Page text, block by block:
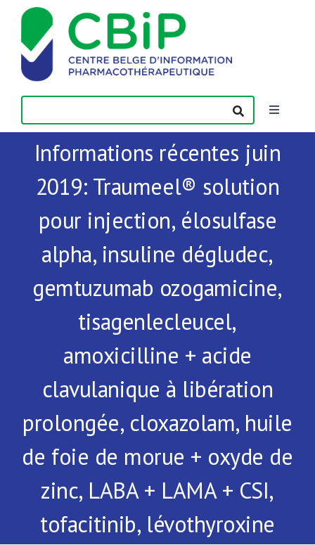
Passer
contenu
Toggle
Actualités
Publications
Contact
À propos de nous
Informations récentes juin
2019: Traumeel® solution
pour injection, élosulfase
alpha, insuline dégludec,
gemtuzumab ozogamicine,
tisagenlecleucel,
amoxicilline + acide
clavulanique à libération
prolongée, cloxazolam, huile
de foie de morue + oxyde de
zinc, LABA + LAMA + CSI,
tofacitinib, lévothyroxine